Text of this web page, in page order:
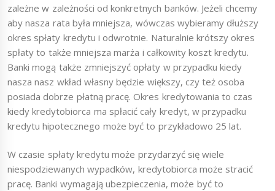
zależne w zależności od konkretnych banków. Jeżeli chcemy
aby nasza rata była mniejsza, wówczas wybieramy dłuższy
okres spłaty kredytu i odwrotnie. Naturalnie krótszy okres
spłaty to także mniejsza marża i całkowity koszt kredytu.
Banki mogą także zmniejszyć opłaty w przypadku kiedy
nasza nasz wkład własny będzie większy, czy też osoba
posiada dobrze płatną pracę. Okres kredytowania to czas
kiedy kredytobiorca ma spłacić cały kredyt, w przypadku
kredytu hipotecznego może być to przykładowo 25 lat.
W czasie spłaty kredytu może przydarzyć się wiele
niespodziewanych wypadków, kredytobiorca może stracić
pracę. Banki wymagają ubezpieczenia, może być to